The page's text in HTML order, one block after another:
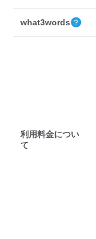
what3words
利用料金につい
て